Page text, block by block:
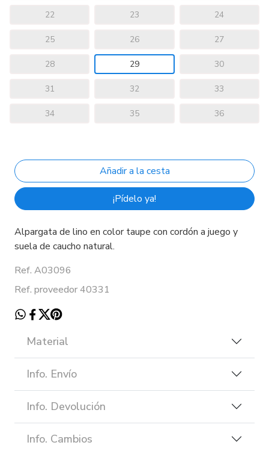
22 23 24
25 26 27
28 29 30
31 32 33
34 35 36
¡Pídelo ya!
Alpargata de lino en color taupe con cordón a juego y
suela de caucho natural.
Ref. A03096
Ref. proveedor 40331
Material
Info. Envío
Info. Devolución
Info. Cambios